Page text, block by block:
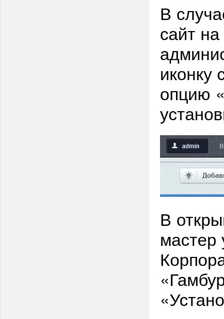
В
сайт
иконку
опцию
В
мастер